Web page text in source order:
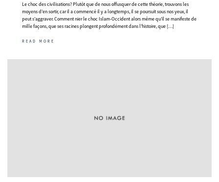
Le choc des civilisations? Plutôt que de nous offusquer de cette théorie, trouvons les
moyens d’en sortir, car il a commencé il y a longtemps, il se poursuit sous nos yeux, il
peut s’aggraver. Comment nier le choc Islam-Occident alors même qu’il se manifeste de
mille façons, que ses racines plongent profondément dans l’histoire, que […]
READ MORE